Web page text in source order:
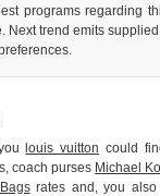
programs regarding
Next trend emits
louis vuitton could
coach purses Michael
rates and, you